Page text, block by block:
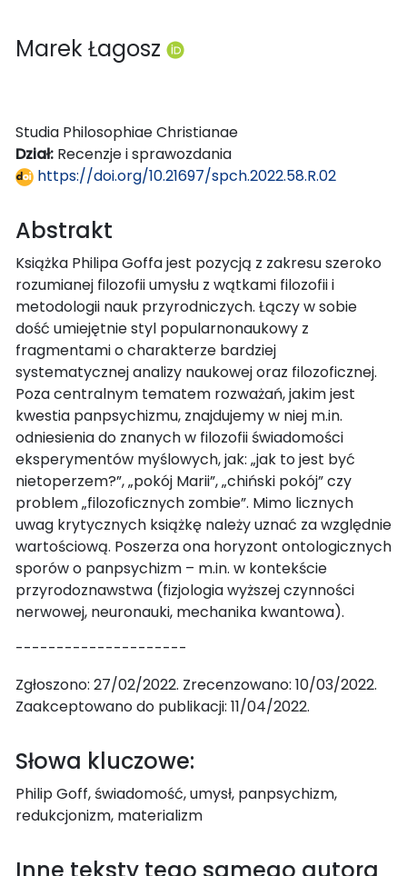
Marek Łagosz
Studia Philosophiae Christianae
Dział: Recenzje i sprawozdania
https://doi.org/10.21697/spch.2022.58.R.02
Abstrakt
Książka Philipa Goffa jest pozycją z zakresu szeroko
rozumianej filozofii umysłu z wątkami filozofii i
metodologii nauk przyrodniczych. Łączy w sobie
dość umiejętnie styl popularnonaukowy z
fragmentami o charakterze bardziej
systematycznej analizy naukowej oraz filozoficznej.
Poza centralnym tematem rozważań, jakim jest
kwestia panpsychizmu, znajdujemy w niej m.in.
odniesienia do znanych w filozofii świadomości
eksperymentów myślowych, jak: „jak to jest być
nietoperzem?”, „pokój Marii”, „chiński pokój” czy
problem „filozoficznych zombie”. Mimo licznych
uwag krytycznych książkę należy uznać za względnie
wartościową. Poszerza ona horyzont ontologicznych
sporów o panpsychizm – m.in. w kontekście
przyrodoznawstwa (fizjologia wyższej czynności
nerwowej, neuronauki, mechanika kwantowa).
---------------------
Zgłoszono: 27/02/2022. Zrecenzowano: 10/03/2022.
Zaakceptowano do publikacji: 11/04/2022.
Słowa kluczowe:
Philip Goff, świadomość, umysł, panpsychizm,
redukcjonizm, materializm